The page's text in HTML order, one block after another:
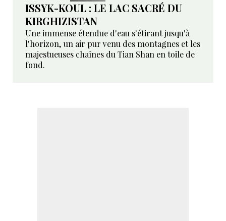
ISSYK-KOUL : LE LAC SACRÉ DU
KIRGHIZISTAN
Une immense étendue d'eau s'étirant jusqu'à
l'horizon, un air pur venu des montagnes et les
majestueuses chaînes du Tian Shan en toile de
fond.